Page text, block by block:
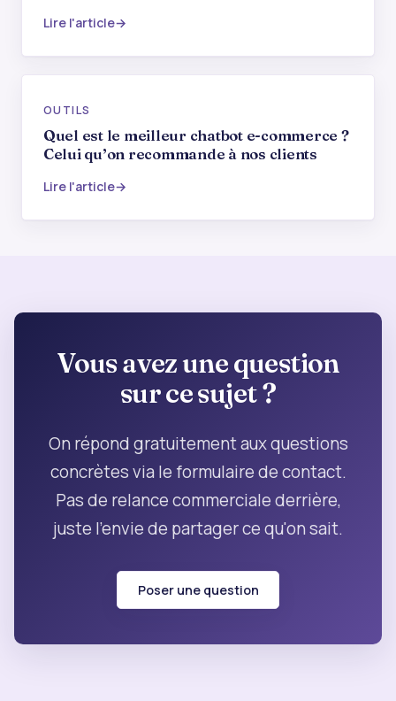
Lire l'article
OUTILS
Quel est le meilleur chatbot e-commerce ?
Celui qu’on recommande à nos clients
Lire l'article
Vous avez une question
sur ce sujet ?
On répond gratuitement aux questions
concrètes via le formulaire de contact.
Pas de relance commerciale derrière,
juste l'envie de partager ce qu'on sait.
Poser une question